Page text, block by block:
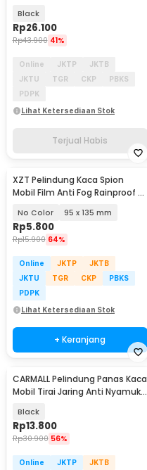
Black
Rp26.100
Rp43.900 41%
Online JKTP
JKTB
JKTU
TGR CKP
PBKS
PDPK
Lihat Ketersediaan Stok
Terjual Habis
XZT Pelindung Kaca Spion
Mobil Film Anti Fog Rainproof 2
No Color 95 x 135 mm
Rp5.800
Rp15.900 64%
Online JKTP
JKTB
JKTU
TGR CKP
PBKS
PDPK
Lihat Ketersediaan Stok
+ Keranjang
CARMALL Pelindung Panas Kaca
Mobil Tirai Jaring Anti Nyamuk 2
Black
Rp13.800
Rp30.900 56%
Online JKTP
JKTB